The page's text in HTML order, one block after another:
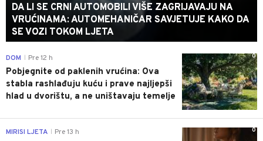
DA LI SE CRNI AUTOMOBILI VIŠE ZAGRIJAVAJU NA
VRUĆINAMA: AUTOMEHANIČAR SAVJETUJE KAKO DA
SE VOZI TOKOM LJETA
0
DOM Pre 12 h
Pobjegnite od paklenih vrućina: Ova
stabla rashlađuju kuću i prave najljepši
hlad u dvorištu, a ne uništavaju temelje
0
MIRISI LJETA Pre 13 h